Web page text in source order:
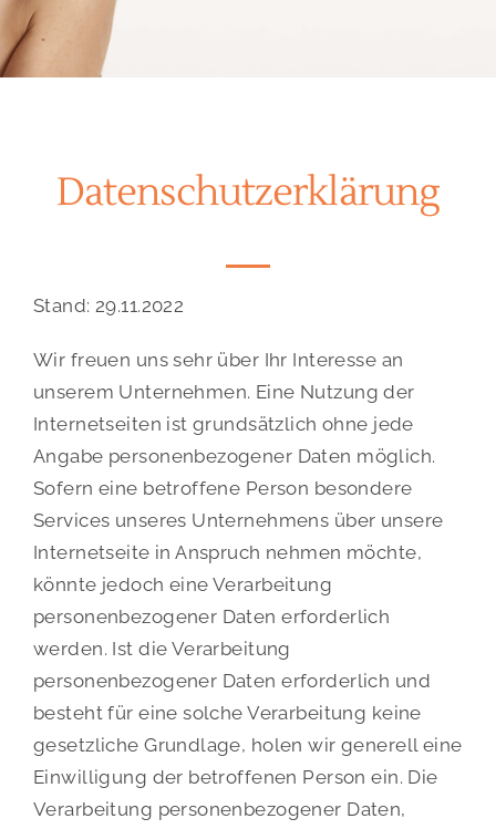
PRESSE
Datenschutzerklärung
Stand: 29.11.2022
Wir freuen uns sehr über Ihr Interesse an
unserem Unternehmen. Eine Nutzung der
Internetseiten ist grundsätzlich ohne jede
Angabe personenbezogener Daten möglich.
Sofern eine betroffene Person besondere
Services unseres Unternehmens über unsere
Internetseite in Anspruch nehmen möchte,
könnte jedoch eine Verarbeitung
personenbezogener Daten erforderlich
werden. Ist die Verarbeitung
personenbezogener Daten erforderlich und
besteht für eine solche Verarbeitung keine
gesetzliche Grundlage, holen wir generell eine
Einwilligung der betroffenen Person ein. Die
Verarbeitung personenbezogener Daten,